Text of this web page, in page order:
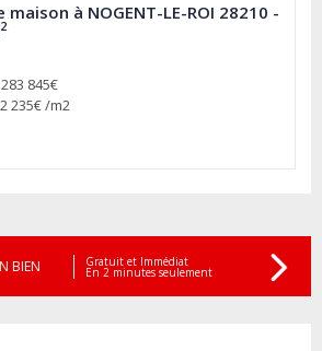
à NOGENT-LE-ROI 28210 -
2
845€
235€ /m2
BIEN Gratuit et Immédiat
En 2 minutes seulement